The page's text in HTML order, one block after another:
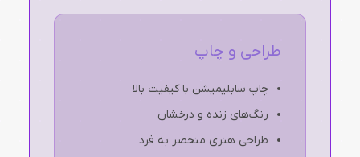
طراحی و چاپ
چاپ سابلیمیشن با کیفیت بالا
رنگ‌های زنده و درخشان
طراحی هنری منحصر به فرد